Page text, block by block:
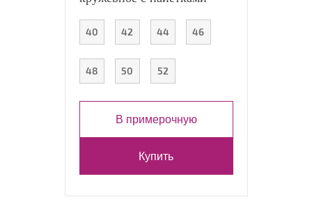
40 42 44 46
48 50 52
В примерочную
Купить